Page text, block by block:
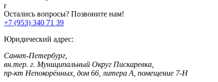
Остались вопросы? Позвоните нам!
+7 (953) 340 71 39
Юридический адрес:
Санкт-Петербург,
вн.тер. г. Муниципальный Округ Пискаревка,
пр-кт Непокорённых, дом 66, литера А, помещение 7-Н